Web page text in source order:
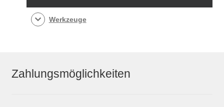
Werkzeuge
Zahlungsmöglichkeiten